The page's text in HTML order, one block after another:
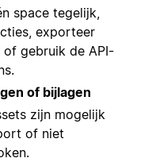
space tegelijk,
exporteer
of gebruik de API-
of bijlagen
zijn mogelijk
of niet